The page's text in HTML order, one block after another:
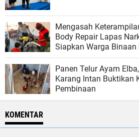
Mengasah
Body Repair Lapas
Siapkan Warga
Panen Telur Ayam
Karang Intan Buktikan
Pembinaan
KOMENTAR